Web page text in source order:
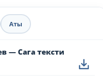
Аты
— Сага тексти